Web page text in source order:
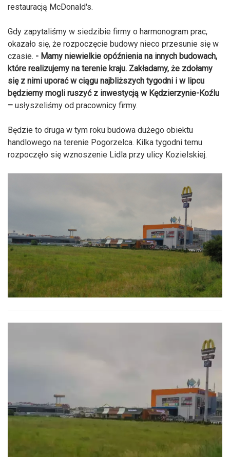
restauracją McDonald's.
Gdy zapytaliśmy w siedzibie firmy o harmonogram prac,
okazało się, że rozpoczęcie budowy nieco przesunie się w
czasie. - Mamy niewielkie opóźnienia na innych budowach,
które realizujemy na terenie kraju. Zakładamy, że zdołamy
się z nimi uporać w ciągu najbliższych tygodni i w lipcu
będziemy mogli ruszyć z inwestycją w Kędzierzynie-Koźlu
– usłyszeliśmy od pracownicy firmy.
Będzie to druga w tym roku budowa dużego obiektu
handlowego na terenie Pogorzelca. Kilka tygodni temu
rozpoczęło się wznoszenie Lidla przy ulicy Kozielskiej.